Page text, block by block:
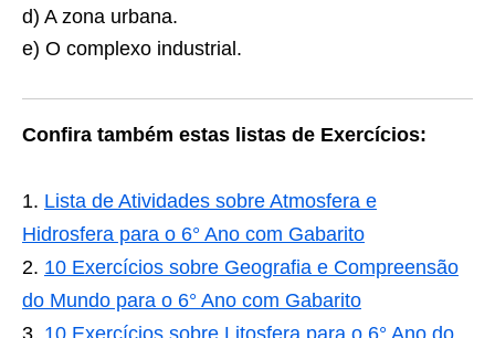
d) A zona urbana.
e) O complexo industrial.
Confira também estas listas de Exercícios:
Lista de Atividades sobre Atmosfera e
Hidrosfera para o 6° Ano com Gabarito
10 Exercícios sobre Geografia e Compreensão
do Mundo para o 6° Ano com Gabarito